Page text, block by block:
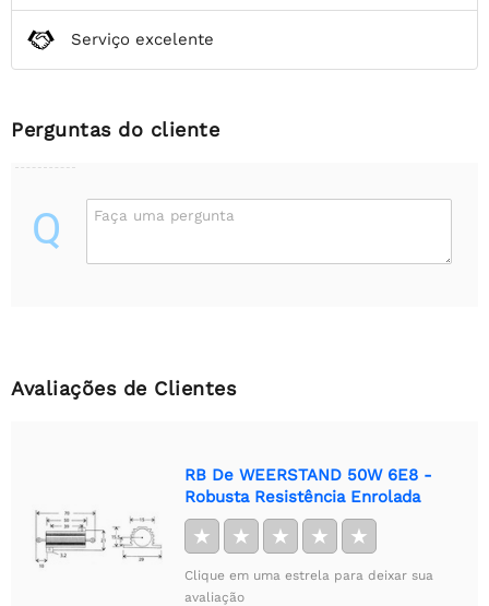
Serviço excelente
Perguntas do cliente
Q Faça uma pergunta
Avaliações de Clientes
RB De WEERSTAND 50W 6E8 -
Robusta Resistência Enrolada
★ ★ ★ ★ ★
Clique em uma estrela para deixar sua
avaliação